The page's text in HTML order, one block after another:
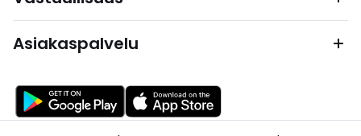
Asiakaspalvelu